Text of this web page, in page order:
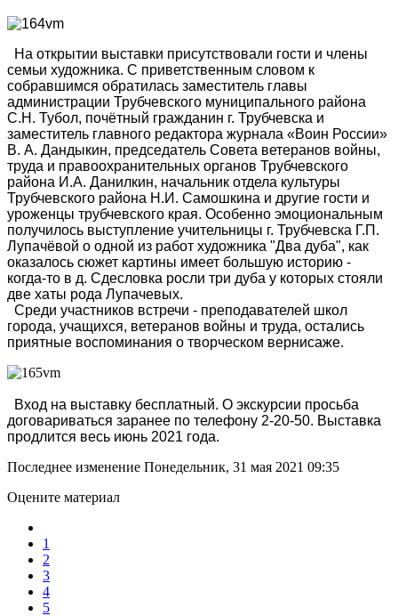
На открытии выставки присутствовали гости и члены
семьи художника. С приветственным словом к
собравшимся обратилась заместитель главы
администрации Трубчевского муниципального района
С.Н. Тубол, почётный гражданин г. Трубчевска и
заместитель главного редактора журнала «Воин России»
В. А. Дандыкин, председатель Совета ветеранов войны,
труда и правоохранительных органов Трубчевского
района И.А. Данилкин, начальник отдела культуры
Трубчевского района Н.И. Самошкина и другие гости и
уроженцы трубчевского края. Особенно эмоциональным
получилось выступление учительницы г. Трубчевска Г.П.
Лупачёвой о одной из работ художника "Два дуба", как
оказалось сюжет картины имеет большую историю -
когда-то в д. Сдесловка росли три дуба у которых стояли
две хаты рода Лупачевых.
Среди участников встречи - преподавателей школ
города, учащихся, ветеранов войны и труда, остались
приятные воспоминания о творческом вернисаже.
Вход на выставку бесплатный. О экскурсии просьба
договариваться заранее по телефону 2-20-50. Выставка
продлится весь июнь 2021 года.
Последнее изменение Понедельник, 31 мая 2021 09:35
Оцените материал
1
2
3
4
5